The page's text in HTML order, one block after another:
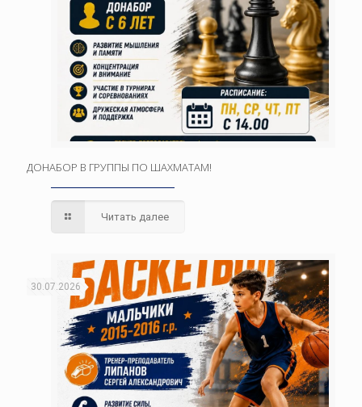
ДОНАБОР В ГРУППЫ ПО ШАХМАТАМ!
Читать далее
30.07.2026